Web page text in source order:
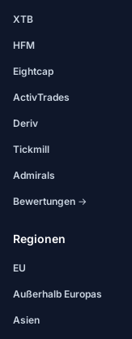
XTB
HFM
Eightcap
ActivTrades
Deriv
Tickmill
Admirals
Bewertungen →
Regionen
EU
Außerhalb Europas
Asien